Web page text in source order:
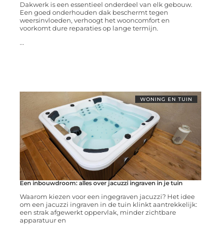
Dakwerk is een essentieel onderdeel van elk gebouw.
Een goed onderhouden dak beschermt tegen
weersinvloeden, verhoogt het wooncomfort en
voorkomt dure reparaties op lange termijn.
...
WONING EN TUIN
Een inbouwdroom: alles over jacuzzi ingraven in je tuin
Waarom kiezen voor een ingegraven jacuzzi? Het idee
om een jacuzzi ingraven in de tuin klinkt aantrekkelijk:
een strak afgewerkt oppervlak, minder zichtbare
apparatuur en